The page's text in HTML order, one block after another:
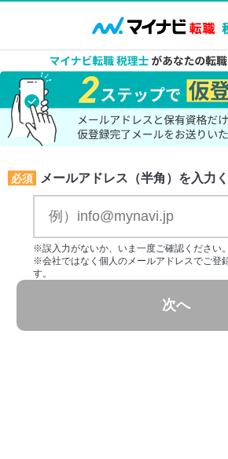
必須 メールアドレス（半角）を入力
※誤入力がないか、いま一度ご確認ください。
※会社ではなく個人のメールアドレスでご登
す。
次へ